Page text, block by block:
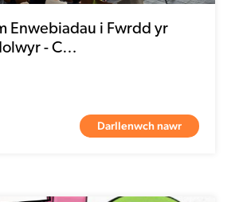
Enwebiadau i Fwrdd yr
- C…
Darllenwch nawr